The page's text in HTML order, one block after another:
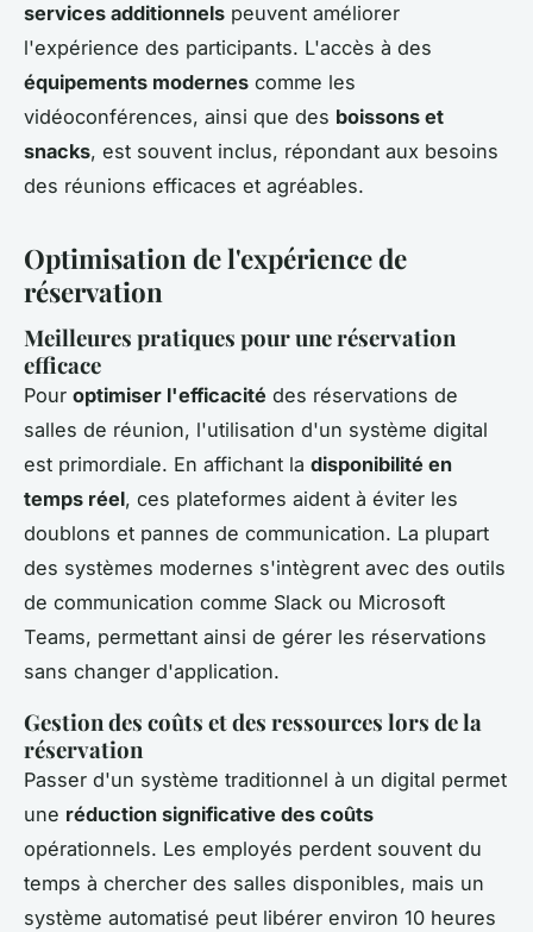
services additionnels peuvent améliorer
l'expérience des participants. L'accès à des
équipements modernes comme les
vidéoconférences, ainsi que des boissons et
snacks, est souvent inclus, répondant aux besoins
des réunions efficaces et agréables.
Optimisation de l'expérience de
réservation
Meilleures pratiques pour une réservation
efficace
Pour optimiser l'efficacité des réservations de
salles de réunion, l'utilisation d'un système digital
est primordiale. En affichant la disponibilité en
temps réel, ces plateformes aident à éviter les
doublons et pannes de communication. La plupart
des systèmes modernes s'intègrent avec des outils
de communication comme Slack ou Microsoft
Teams, permettant ainsi de gérer les réservations
sans changer d'application.
Gestion des coûts et des ressources lors de la
réservation
Passer d'un système traditionnel à un digital permet
une réduction significative des coûts
opérationnels. Les employés perdent souvent du
temps à chercher des salles disponibles, mais un
système automatisé peut libérer environ 10 heures